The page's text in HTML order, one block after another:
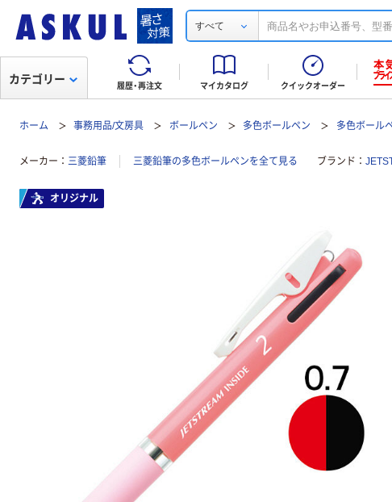
すべて
履歴・再注文 マイカタログ クイックオーダー
カテゴリー
ホーム 事務用品/文房具 ボールペン 多色ボールペン 多色ボールペ
メーカー 三菱鉛筆 三菱鉛筆の多色ボールペンを全て見る ブランド
オリジナル